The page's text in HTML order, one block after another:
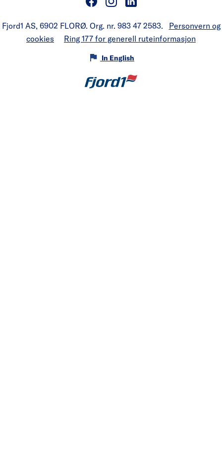
Fjord1 AS, 6902 FLORØ. Org. nr. 983 47 2583. Personvern og
cookies
Ring 177 for generell ruteinformasjon
In English